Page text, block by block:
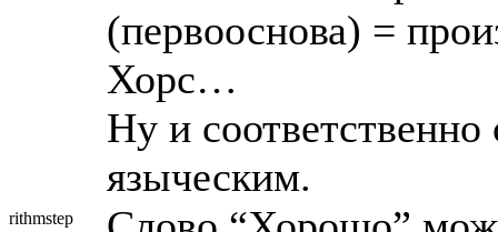
rithmstep
(первооснова) =
Хорс…
Ну и
языческим.